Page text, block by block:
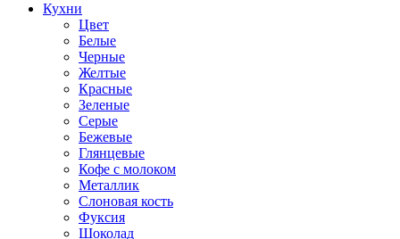
Кухни
Цвет
Белые
Черные
Желтые
Красные
Зеленые
Серые
Бежевые
Глянцевые
Кофе с молоком
Металлик
Слоновая кость
Фуксия
Шоколад